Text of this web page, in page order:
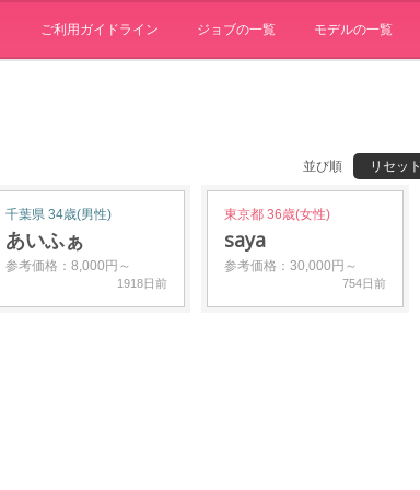
ご利用ガイドライン ジョブの一覧 モデルの一覧
並び順 リセット
千葉県 34歳(男性)
あいふぁ
参考価格：8,000円～
1918日前
東京都 36歳(女性)
saya
参考価格：30,000円～
754日前